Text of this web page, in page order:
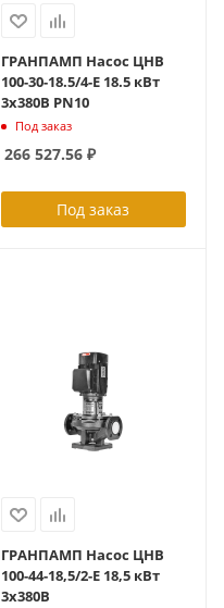
ГРАНПАМП Насос ЦНВ
100-30-18.5/4-Е 18.5 кВт
3х380В PN10
Под заказ
266 527.56₽
Под заказ
ГРАНПАМП Насос ЦНВ
100-44-18,5/2-Е 18,5 кВт
3х380В